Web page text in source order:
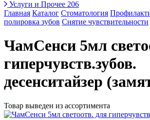
Услуги и Прочее 206
Главная Каталог Стоматология
полировка зубов Снятие чувствительности
ЧамСенси 5мл
гиперчувств.зубов.
десенситайзер
Товар выведен из ассортимента